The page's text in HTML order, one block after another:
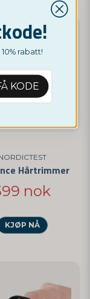
Hårtrimmer
nok
KJØP NÅ
rabatt!
KODE